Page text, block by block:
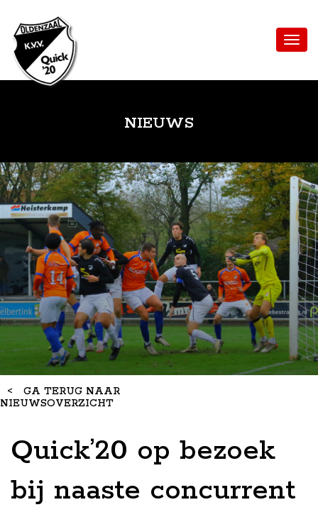
NIEUWS
< GA TERUG NAAR
NIEUWSOVERZICHT
Quick’20 op bezoek
bij naaste concurrent